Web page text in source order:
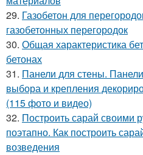
29. Газобетон для
газобетонных перегородок
30. Общая характеристика
бетонах
31. Панели для стены.
выбора и крепления
(115 фото и видео)
32. Построить сарай своими
поэтапно. Как построить
возведения